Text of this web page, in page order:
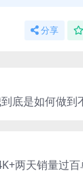
分享
底是如何做到
两天销量过